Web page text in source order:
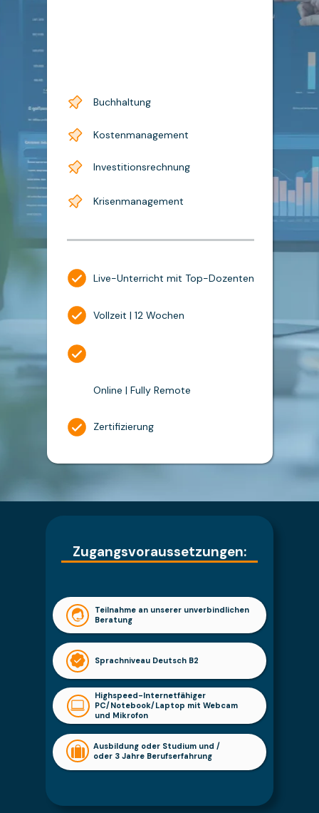
Vollzeit | 12 Wochen
Online | Fully Remote
Live-Unterricht mit Top-Dozenten
Zertifizierung
Buchhaltung
Investitionsrechnung
Kostenmanagement
Krisenmanagement
Sprachniveau Deutsch B2
Zugangsvoraussetzungen:
Teilnahme an unserer unverbindlichen
Beratung
Highspeed-Internetfähiger
PC/Notebook/Laptop mit Webcam
und Mikrofon
Ausbildung oder Studium und /
oder 3 Jahre Berufserfahrung